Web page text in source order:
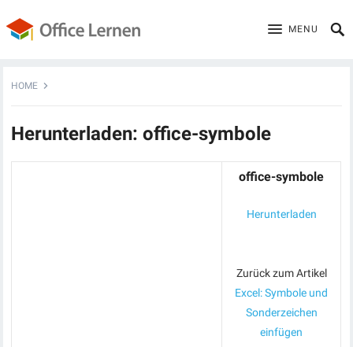
MENU
HOME
Herunterladen: office-symbole
office-symbole
Herunterladen
Zurück zum Artikel
Excel: Symbole und
Sonderzeichen
einfügen